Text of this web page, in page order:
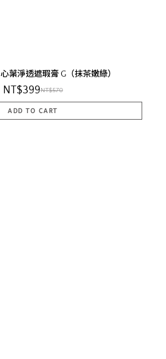
23YEARSOLD 心葉淨透遮瑕膏 G（抹茶嫩綠）
NT$399NT$570